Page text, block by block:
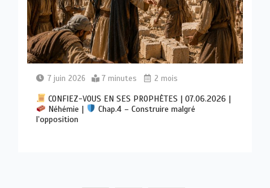
7 juin 2026 7 minutes 2 mois
CONFIEZ-VOUS EN SES PROPHÈTES | 07.06.2026 |
Néhémie |
Chap.4 – Construire malgré
l’opposition